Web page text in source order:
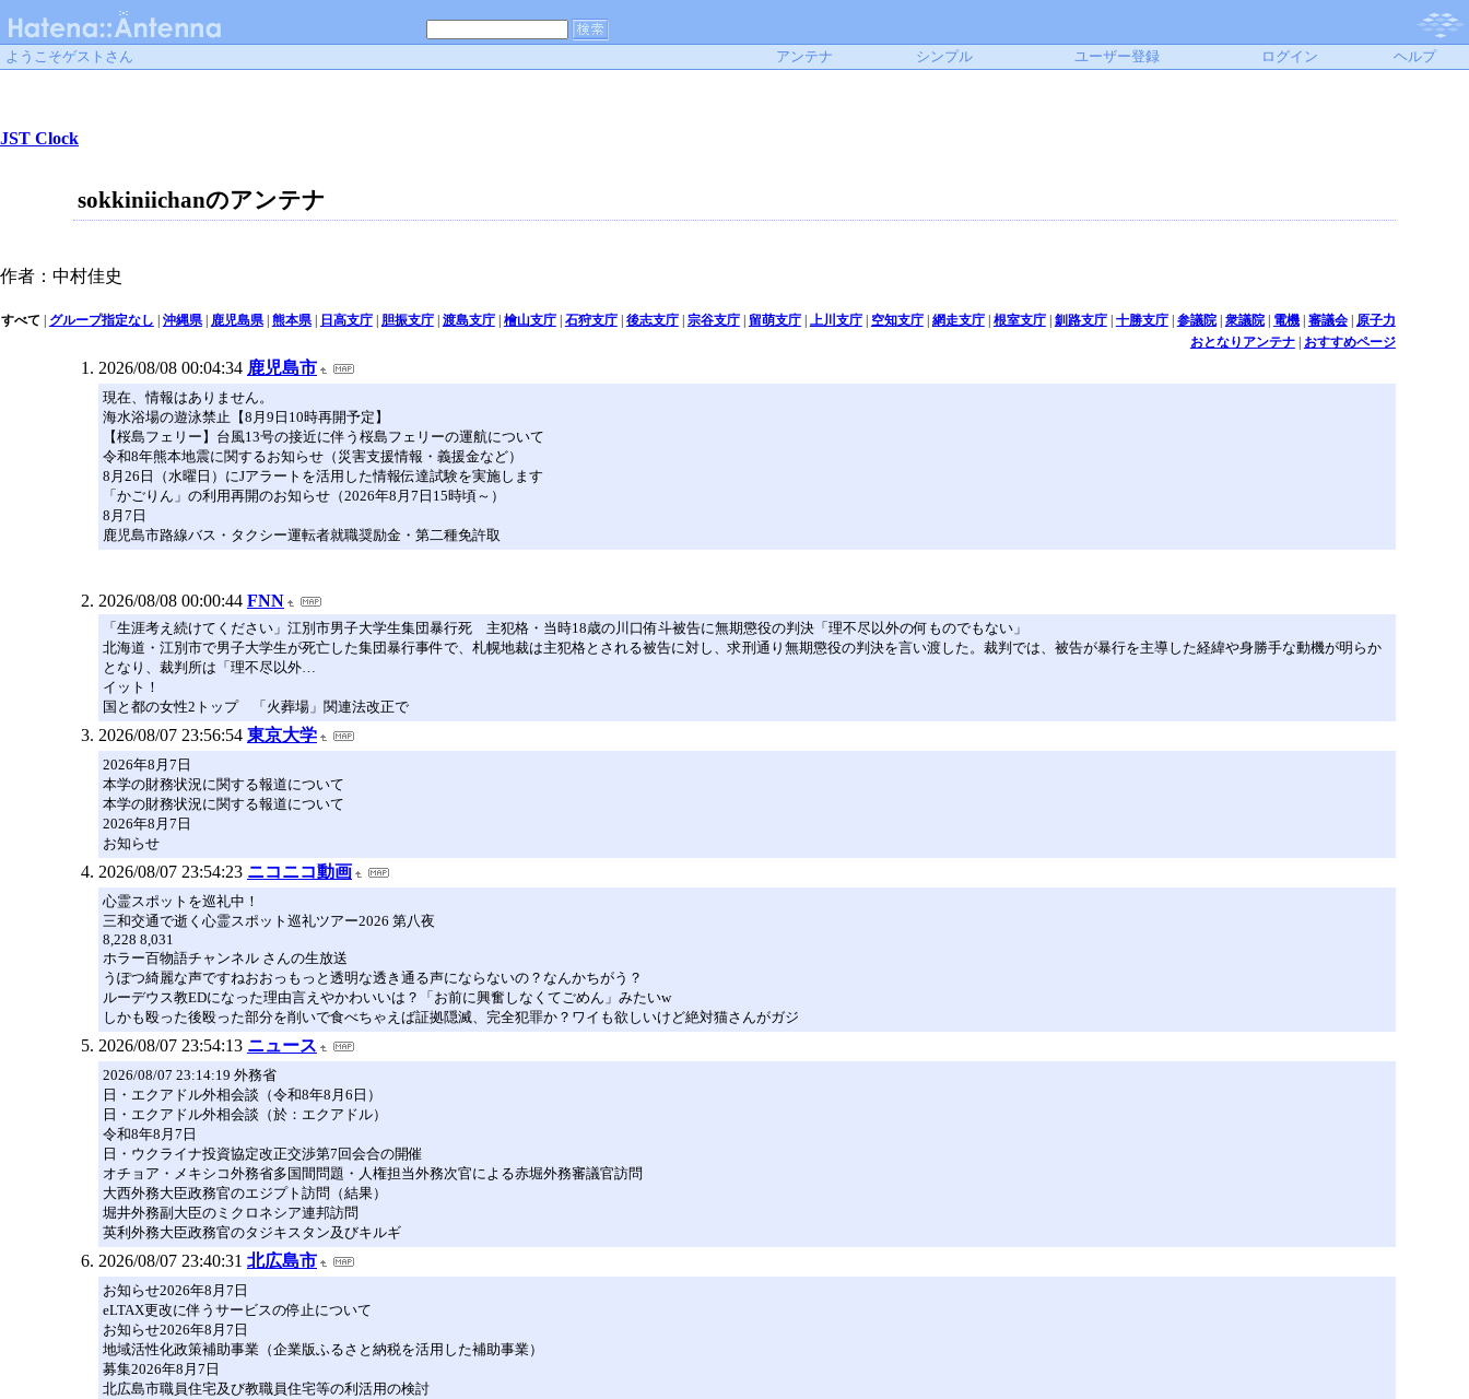
ようこそゲストさん アンテナ シンプル ユーザー登録 ログイン ヘルプ
JST Clock
sokkiniichanのアンテナ
作者：中村佳史
すべて グループ指定なし 沖縄県| 鹿児島県| 熊本県| 日高支庁| 胆振支庁| 渡島支庁| 檜山支庁| 石狩支庁| 後志支庁| 宗谷支庁| 留萌支庁| 上川支庁| 空知支庁| 網走支庁| 根室支庁| 釧路支庁| 十勝支庁| 参議院| 衆議院| 電機| 審議会| 原子力
おとなりアンテナ| おすすめページ
2026/08/08 00:04:34 鹿児島市
現在、情報はありません。
海水浴場の遊泳禁止【8月9日10時再開予定】
【桜島フェリー】台風13号の接近に伴う桜島フェリーの運航について
令和8年熊本地震に関するお知らせ（災害支援情報・義援金など）
8月26日（水曜日）にJアラートを活用した情報伝達試験を実施します
「かごりん」の利用再開のお知らせ（2026年8月7日15時頃～）
8月7日
鹿児島市路線バス・タクシー運転者就職奨励金・第二種免許取
2026/08/08 00:00:44 FNN
「生涯考え続けてください」江別市男子大学生集団暴行死 主犯格・当時18歳の川口侑斗被告に無期懲役の判決「理不尽以外の何ものでもない」
北海道・江別市で男子大学生が死亡した集団暴行事件で、札幌地裁は主犯格とされる被告に対し、求刑通り無期懲役の判決を言い渡した。裁判では、被告が暴行を主導した経緯や身勝手な動機が明らか
となり、裁判所は「理不尽以外…
イット！
国と都の女性2トップ 「火葬場」関連法改正で
2026/08/07 23:56:54 東京大学
2026年8月7日
本学の財務状況に関する報道について
本学の財務状況に関する報道について
2026年8月7日
お知らせ
2026/08/07 23:54:23 ニコニコ動画
心霊スポットを巡礼中！
三和交通で逝く心霊スポット巡礼ツアー2026 第八夜
8,228 8,031
ホラー百物語チャンネル さんの生放送
うぽつ綺麗な声ですねおおっもっと透明な透き通る声にならないの？なんかちがう？
ルーデウス教EDになった理由言えやかわいいは？「お前に興奮しなくてごめん」みたいw
しかも殴った後殴った部分を削いで食べちゃえば証拠隠滅、完全犯罪か？ワイも欲しいけど絶対猫さんがガジ
2026/08/07 23:54:13 ニュース
2026/08/07 23:14:19 外務省
日・エクアドル外相会談（令和8年8月6日）
日・エクアドル外相会談（於：エクアドル）
令和8年8月7日
日・ウクライナ投資協定改正交渉第7回会合の開催
オチョア・メキシコ外務省多国間問題・人権担当外務次官による赤堀外務審議官訪問
大西外務大臣政務官のエジプト訪問（結果）
堀井外務副大臣のミクロネシア連邦訪問
英利外務大臣政務官のタジキスタン及びキルギ
2026/08/07 23:40:31 北広島市
お知らせ2026年8月7日
eLTAX更改に伴うサービスの停止について
お知らせ2026年8月7日
地域活性化政策補助事業（企業版ふるさと納税を活用した補助事業）
募集2026年8月7日
北広島市職員住宅及び教職員住宅等の利活用の検討